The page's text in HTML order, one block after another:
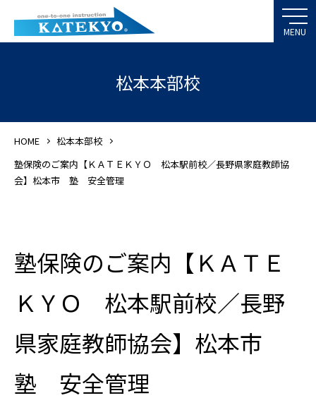
松本本部校
HOME
松本本部校
塾保険のご案内【ＫＡＴＥＫＹＯ 松本駅前校／長野県家庭教師協
会】松本市 塾 安全管理
塾保険のご案内【ＫＡＴＥ
ＫＹＯ 松本駅前校／長野
県家庭教師協会】松本市
塾 安全管理